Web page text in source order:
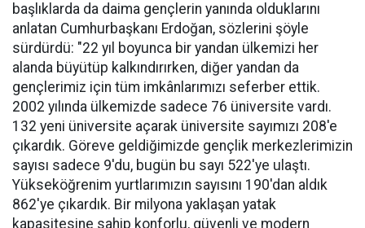
başlıklarda da daima gençlerin yanında olduklarını
anlatan Cumhurbaşkanı Erdoğan, sözlerini şöyle
sürdürdü: "22 yıl boyunca bir yandan ülkemizi her
alanda büyütüp kalkındırırken, diğer yandan da
gençlerimiz için tüm imkânlarımızı seferber ettik.
2002 yılında ülkemizde sadece 76 üniversite vardı.
132 yeni üniversite açarak üniversite sayımızı 208'e
çıkardık. Göreve geldiğimizde gençlik merkezlerimizin
sayısı sadece 9'du, bugün bu sayı 522'ye ulaştı.
Yükseköğrenim yurtlarımızın sayısını 190'dan aldık
862'ye çıkardık. Bir milyona yaklaşan yatak
kapasitesine sahip konforlu, güvenli ve modern